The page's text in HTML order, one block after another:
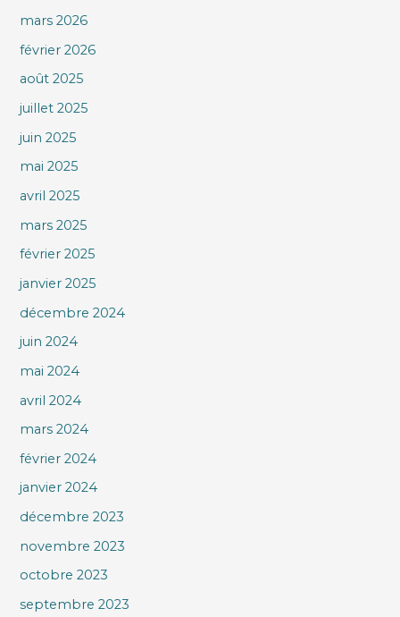
mars 2026
février 2026
août 2025
juillet 2025
juin 2025
mai 2025
avril 2025
mars 2025
février 2025
janvier 2025
décembre 2024
juin 2024
mai 2024
avril 2024
mars 2024
février 2024
janvier 2024
décembre 2023
novembre 2023
octobre 2023
septembre 2023